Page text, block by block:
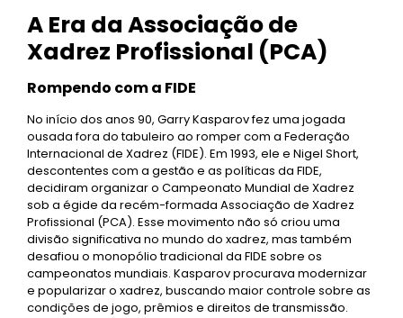
A Era da Associação de
Xadrez Profissional (PCA)
Rompendo com a FIDE
No início dos anos 90, Garry Kasparov fez uma jogada
ousada fora do tabuleiro ao romper com a Federação
Internacional de Xadrez (FIDE). Em 1993, ele e Nigel Short,
descontentes com a gestão e as políticas da FIDE,
decidiram organizar o Campeonato Mundial de Xadrez
sob a égide da recém-formada Associação de Xadrez
Profissional (PCA). Esse movimento não só criou uma
divisão significativa no mundo do xadrez, mas também
desafiou o monopólio tradicional da FIDE sobre os
campeonatos mundiais. Kasparov procurava modernizar
e popularizar o xadrez, buscando maior controle sobre as
condições de jogo, prêmios e direitos de transmissão.